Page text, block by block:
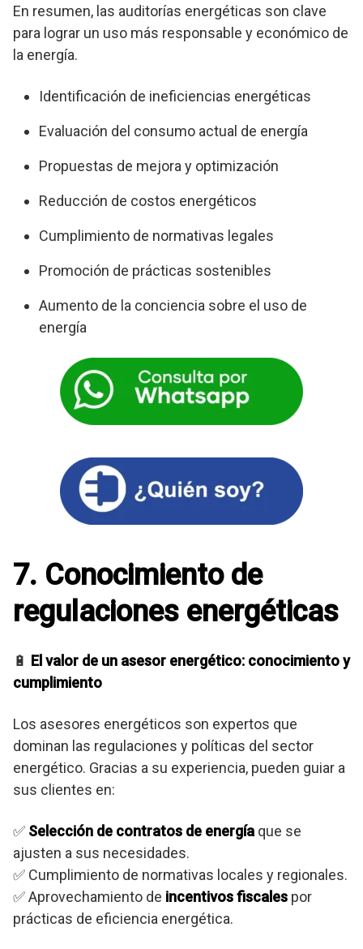
En resumen, las auditorías energéticas son clave
para lograr un uso más responsable y económico de
la energía.
Identificación de ineficiencias energéticas
Evaluación del consumo actual de energía
Propuestas de mejora y optimización
Reducción de costos energéticos
Cumplimiento de normativas legales
Promoción de prácticas sostenibles
Aumento de la conciencia sobre el uso de
energía
7. Conocimiento de
regulaciones energéticas
🔋 El valor de un asesor energético: conocimiento y
cumplimiento
Los asesores energéticos son expertos que
dominan las regulaciones y políticas del sector
energético. Gracias a su experiencia, pueden guiar a
sus clientes en:
✅ Selección de contratos de energía que se
ajusten a sus necesidades.
✅ Cumplimiento de normativas locales y regionales.
✅ Aprovechamiento de incentivos fiscales por
prácticas de eficiencia energética.